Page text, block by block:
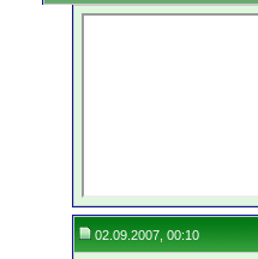
02.09.2007, 00:10